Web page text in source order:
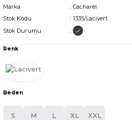
Marka
Cacharel
Stok Kodu
1335/Lacivert
Stok Durumu
Renk
Beden
S M L XL XXL